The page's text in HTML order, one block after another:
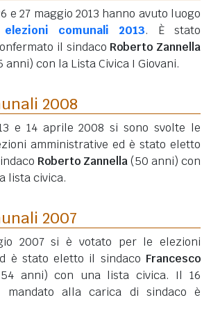
e 27 maggio 2013 hanno avuto luogo
elezioni comunali 2013. È stato
il sindaco Roberto Zannella
anni) con la Lista Civica I Giovani.
2008
e 14 aprile 2008 si sono svolte le
amministrative ed è stato eletto
Roberto Zannella(50 anni) con
lista civica.
2007
2007 si è votato per le elezioni
è stato eletto il sindaco Francesco
anni) con una lista civica. Il 16
mandato alla carica di sindaco è